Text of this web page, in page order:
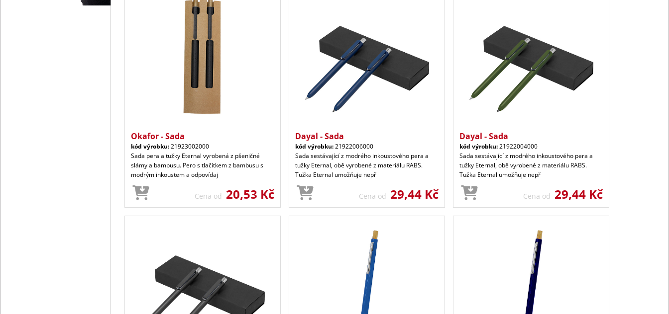
Okafor - Sada
kód výrobku:21923002000
Sada pera a tužky Eternal vyrobená z pšeničné
slámy a bambusu. Pero s tlačítkem z bambusu s
modrým inkoustem a odpovídaj
Cena od 20,53 Kč
Dayal - Sada
kód výrobku:21922006000
Sada sestávající z modrého inkoustového pera a
tužky Eternal, obě vyrobené z materiálu RABS.
Tužka Eternal umožňuje nepř
Cena od 29,44 Kč
Dayal - Sada
kód výrobku:21922004000
Sada sestávající z modrého inkoustového pera a
tužky Eternal, obě vyrobené z materiálu RABS.
Tužka Eternal umožňuje nepř
Cena od 29,44 Kč